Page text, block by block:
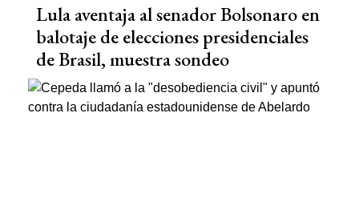
Lula aventaja al senador Bolsonaro en
balotaje de elecciones presidenciales
de Brasil, muestra sondeo